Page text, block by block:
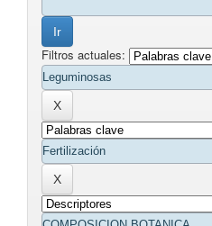
Filtros actuales: